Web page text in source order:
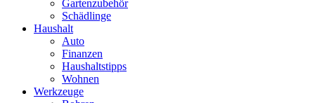
Gartenzubehör
Schädlinge
Haushalt
Auto
Finanzen
Haushaltstipps
Wohnen
Werkzeuge